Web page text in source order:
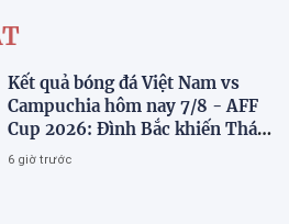
Kết quả bóng đá Việt Nam vs
Campuchia hôm nay 7/8 - AFF
Cup 2026: Đình Bắc khiến Thái
Lan run sợ
6 giờ trước